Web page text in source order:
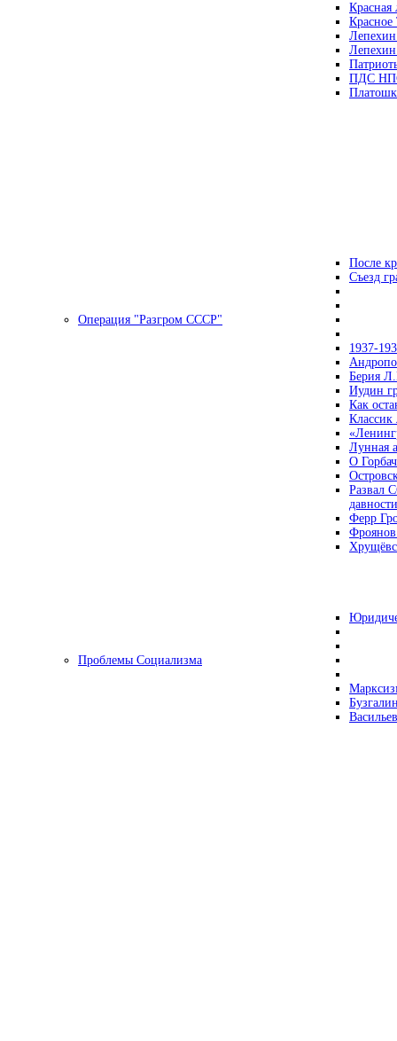
Красная
ПДС
После
Съезд
Операция "Разгром СССР"
1937-
Берия
Иудин
Как
Лунная
О
Развал
давности
Ферр
Проблемы Социализма